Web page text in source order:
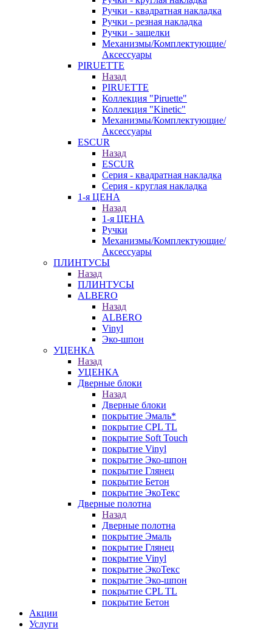
Ручки - квадратная накладка
Ручки - резная накладка
Ручки - защелки
Механизмы/Комплектующие/
Аксессуары
PIRUETTE
Назад
PIRUETTE
Коллекция "Piruette"
Коллекция "Kinetic"
Механизмы/Комплектующие/
Аксессуары
ESCUR
Назад
ESCUR
Серия - квадратная накладка
Серия - круглая накладка
1-я ЦЕНА
Назад
1-я ЦЕНА
Ручки
Механизмы/Комплектующие/
Аксессуары
ПЛИНТУСЫ
Назад
ПЛИНТУСЫ
ALBERO
Назад
ALBERO
Vinyl
Эко-шпон
УЦЕНКА
Назад
УЦЕНКА
Дверные блоки
Назад
Дверные блоки
покрытие Эмаль*
покрытие CPL TL
покрытие Soft Touch
покрытие Vinyl
покрытие Эко-шпон
покрытие Глянец
покрытие Бетон
покрытие ЭкоТекс
Дверные полотна
Назад
Дверные полотна
покрытие Эмаль
покрытие Глянец
покрытие Vinyl
покрытие ЭкоТекс
покрытие Эко-шпон
покрытие CPL TL
покрытие Бетон
Акции
Услуги